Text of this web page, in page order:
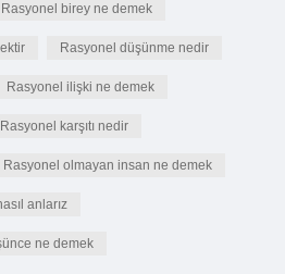
Rasyonel birey ne demek
Rasyonel düşünme nedir
Rasyonel ilişki ne demek
Rasyonel karşıtı nedir
Rasyonel olmayan insan ne demek
anlarız
ne demek